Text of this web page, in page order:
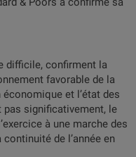
difficile, confirment la
favorable de la
et l’état des
pas significativement, le
à une marche des
de l’année en